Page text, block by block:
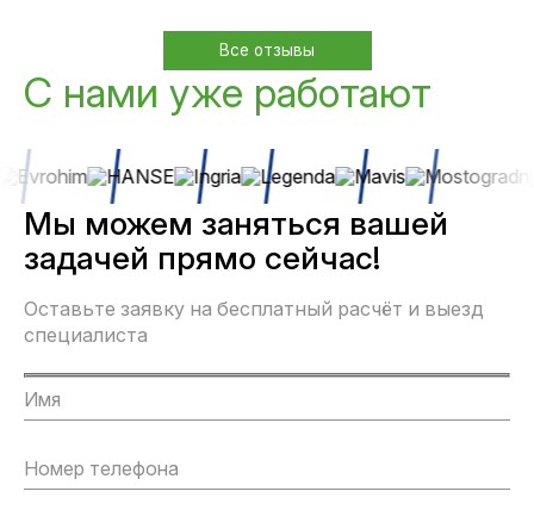
Все отзывы
С нами уже работают
Мы можем заняться вашей
задачей прямо сейчас!
Оставьте заявку на бесплатный расчёт и выезд
специалиста